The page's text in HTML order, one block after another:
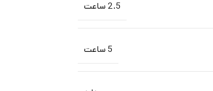
2.5 ساعت
5 ساعت